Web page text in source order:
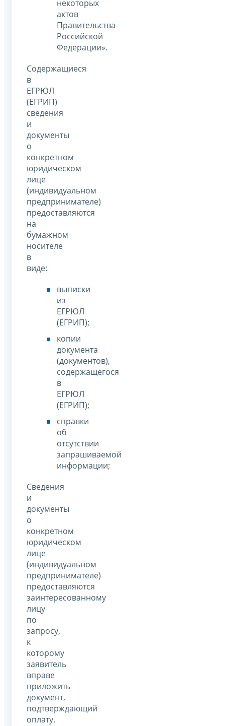
некоторых
актов
Правительства
Российской
Федерации».
Содержащиеся
в
ЕГРЮЛ
(ЕГРИП)
сведения
и
документы
о
конкретном
юридическом
лице
(индивидуальном
предпринимателе)
предоставляются
на
бумажном
носителе
в
виде:
выписки
из
ЕГРЮЛ
(ЕГРИП);
копии
документа
(документов),
содержащегося
в
ЕГРЮЛ
(ЕГРИП);
справки
об
отсутствии
запрашиваемой
информации;
Сведения
и
документы
о
конкретном
юридическом
лице
(индивидуальном
предпринимателе)
предоставляются
заинтересованному
лицу
по
запросу,
к
которому
заявитель
вправе
приложить
документ,
подтверждающий
оплату.